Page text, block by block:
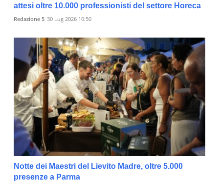
attesi oltre 10.000 professionisti del settore Horeca
Redazione 5 30 Lug 2026 10:50
Notte dei Maestri del Lievito Madre, oltre 5.000
presenze a Parma